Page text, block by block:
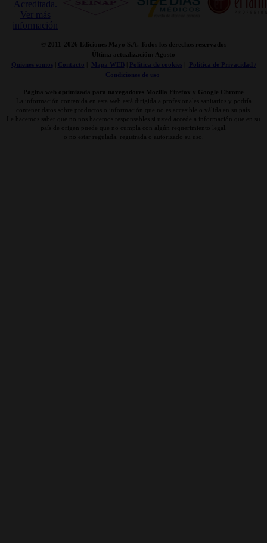
© 2011- 2026 Ediciones Mayo S.A. Todos los derechos reservados
Última actualización: Agosto
Quienes somos| Contacto Mapa WEB| Politica de cookies|
Politica de Privacidad /
Condiciones de uso
Página web optimizada para navegadores Mozilla Firefox y Google Chrome
La información contenida en esta web está dirigida a profesionales sanitarios y podría
contener datos sobre productos o información que no es accesible o válida en su país.
Le hacemos saber que no nos hacemos responsables si usted accede a información que en su
país de origen puede que no cumpla con algún requerimiento legal,
o no estar regulada, registrada o autorizado su uso.